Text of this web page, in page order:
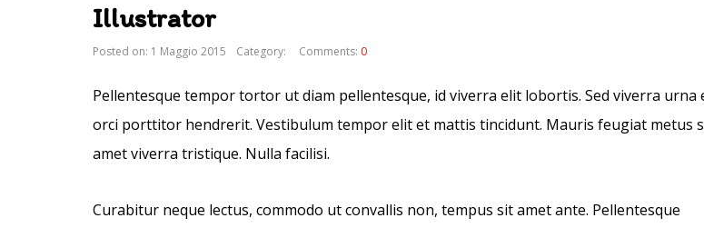
Illustrator
Posted on: 1 Maggio 2015 Category: Comments: 0
Pellentesque tempor tortor ut diam pellentesque, id viverra elit lobortis. Sed viverra urna
orci porttitor hendrerit. Vestibulum tempor elit et mattis tincidunt. Mauris feugiat metus
amet viverra tristique. Nulla facilisi.
Curabitur neque lectus, commodo ut convallis non, tempus sit amet ante. Pellentesque